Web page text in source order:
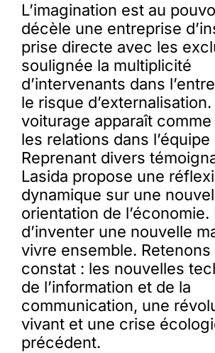
L’imagination est au
décèle une entreprise
prise directe avec les
soulignée la multiplicité
d’intervenants dans
le risque
voiturage apparaît
les relations dans
Reprenant divers
Lasida propose une
dynamique sur une
orientation de l’économie.
d’inventer une nouvelle
vivre ensemble.
constat : les nouvelles
de l’information et de la
communication, une
vivant et une crise
précédent.